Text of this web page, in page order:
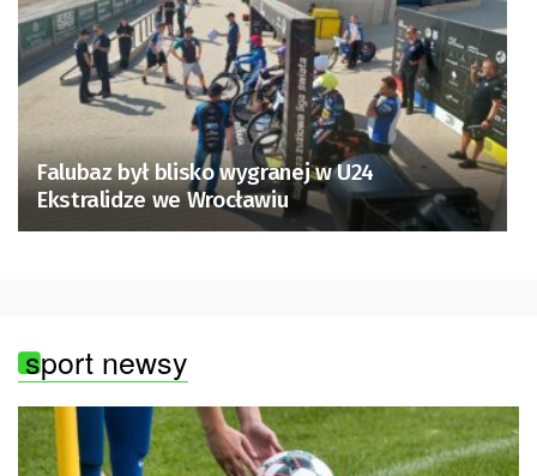
Falubaz był blisko wygranej w U24
Ekstralidze we Wrocławiu
sport newsy